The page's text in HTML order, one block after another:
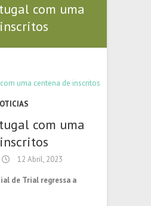
com uma
com uma
12 Abril, 2023
de Trial regressa a